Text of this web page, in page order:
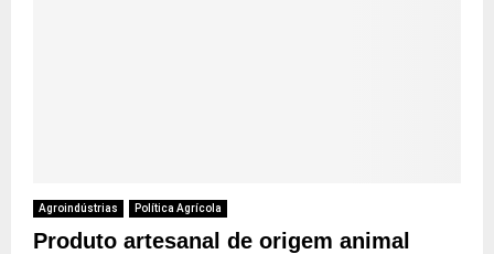
Agroindústrias Política Agrícola
Produto artesanal de origem animal